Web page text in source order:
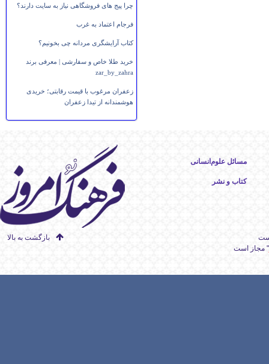
چرا پیج های فروشگاهی نیاز به سایت دارند؟
فرجام اعتماد به غرب
کتاب آرایشگری مردانه چی بخونیم؟
خرید طلا خاص و سفارشی | معرفی برند
zar_by_zahra
زعفران مرغوب با قیمت رقابتی؛ خریدی
هوشمندانه از تیدا زعفران
مسائل علوم‌انسانی
کتاب و نشر
بازگشت به بالا
" مجاز است